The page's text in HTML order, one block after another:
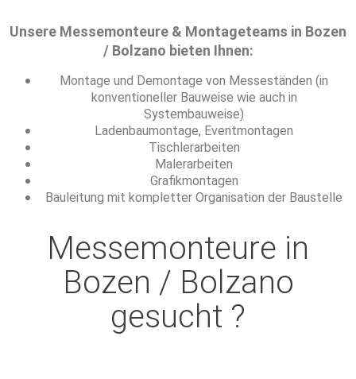
Unsere Messemonteure & Montageteams in Bozen
/ Bolzano bieten Ihnen:
Montage und Demontage von Messeständen (in
konventioneller Bauweise wie auch in
Systembauweise)
Ladenbaumontage, Eventmontagen
Tischlerarbeiten
Malerarbeiten
Grafikmontagen
Bauleitung mit kompletter Organisation der Baustelle
Messemonteure in
Bozen / Bolzano
gesucht ?